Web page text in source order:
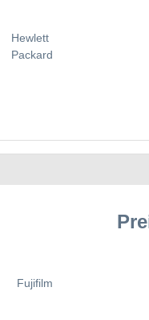
Hewlett
Packard
Fujifilm